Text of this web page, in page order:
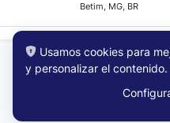
Betim, MG, BR
Usamos cookies para
y personalizar el contenido.